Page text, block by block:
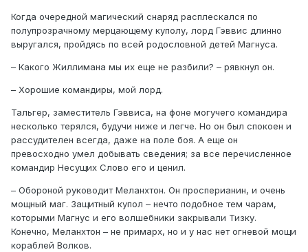
Когда очередной магический снаряд расплескался по
полупрозрачному мерцающему куполу, лорд Гэввис длинно
выругался, пройдясь по всей родословной детей Магнуса.
– Какого Жиллимана мы их еще не разбили? – рявкнул он.
– Хорошие командиры, мой лорд.
Тальгер, заместитель Гэввиса, на фоне могучего командира
несколько терялся, будучи ниже и легче. Но он был спокоен и
рассудителен всегда, даже на поле боя. А еще он
превосходно умел добывать сведения; за все перечисленное
командир Несущих Слово его и ценил.
– Обороной руководит Меланхтон. Он просперианин, и очень
мощный маг. Защитный купол – нечто подобное тем чарам,
которыми Магнус и его волшебники закрывали Тизку.
Конечно, Меланхтон – не примарх, но и у нас нет огневой мощи
кораблей Волков.